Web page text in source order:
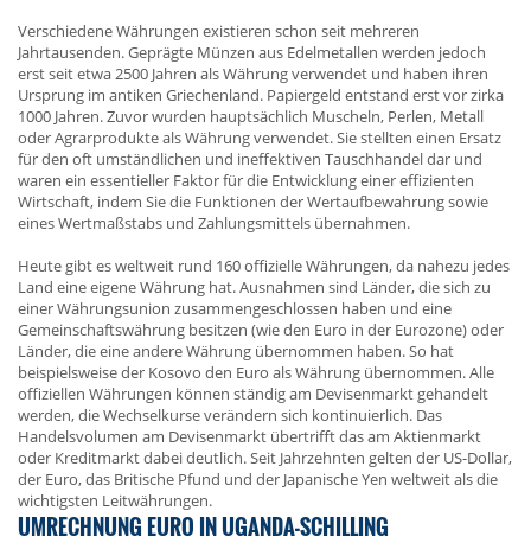
Verschiedene Währungen existieren schon seit mehreren
Jahrtausenden. Geprägte Münzen aus Edelmetallen werden jedoch
erst seit etwa 2500 Jahren als Währung verwendet und haben ihren
Ursprung im antiken Griechenland. Papiergeld entstand erst vor zirka
1000 Jahren. Zuvor wurden hauptsächlich Muscheln, Perlen, Metall
oder Agrarprodukte als Währung verwendet. Sie stellten einen Ersatz
für den oft umständlichen und ineffektiven Tauschhandel dar und
waren ein essentieller Faktor für die Entwicklung einer effizienten
Wirtschaft, indem Sie die Funktionen der Wertaufbewahrung sowie
eines Wertmaßstabs und Zahlungsmittels übernahmen.
Heute gibt es weltweit rund 160 offizielle Währungen, da nahezu jedes
Land eine eigene Währung hat. Ausnahmen sind Länder, die sich zu
einer Währungsunion zusammengeschlossen haben und eine
Gemeinschaftswährung besitzen (wie den Euro in der Eurozone) oder
Länder, die eine andere Währung übernommen haben. So hat
beispielsweise der Kosovo den Euro als Währung übernommen. Alle
offiziellen Währungen können ständig am Devisenmarkt gehandelt
werden, die Wechselkurse verändern sich kontinuierlich. Das
Handelsvolumen am Devisenmarkt übertrifft das am Aktienmarkt
oder Kreditmarkt dabei deutlich. Seit Jahrzehnten gelten der US-Dollar,
der Euro, das Britische Pfund und der Japanische Yen weltweit als die
wichtigsten Leitwährungen.
UMRECHNUNG EURO IN UGANDA-SCHILLING